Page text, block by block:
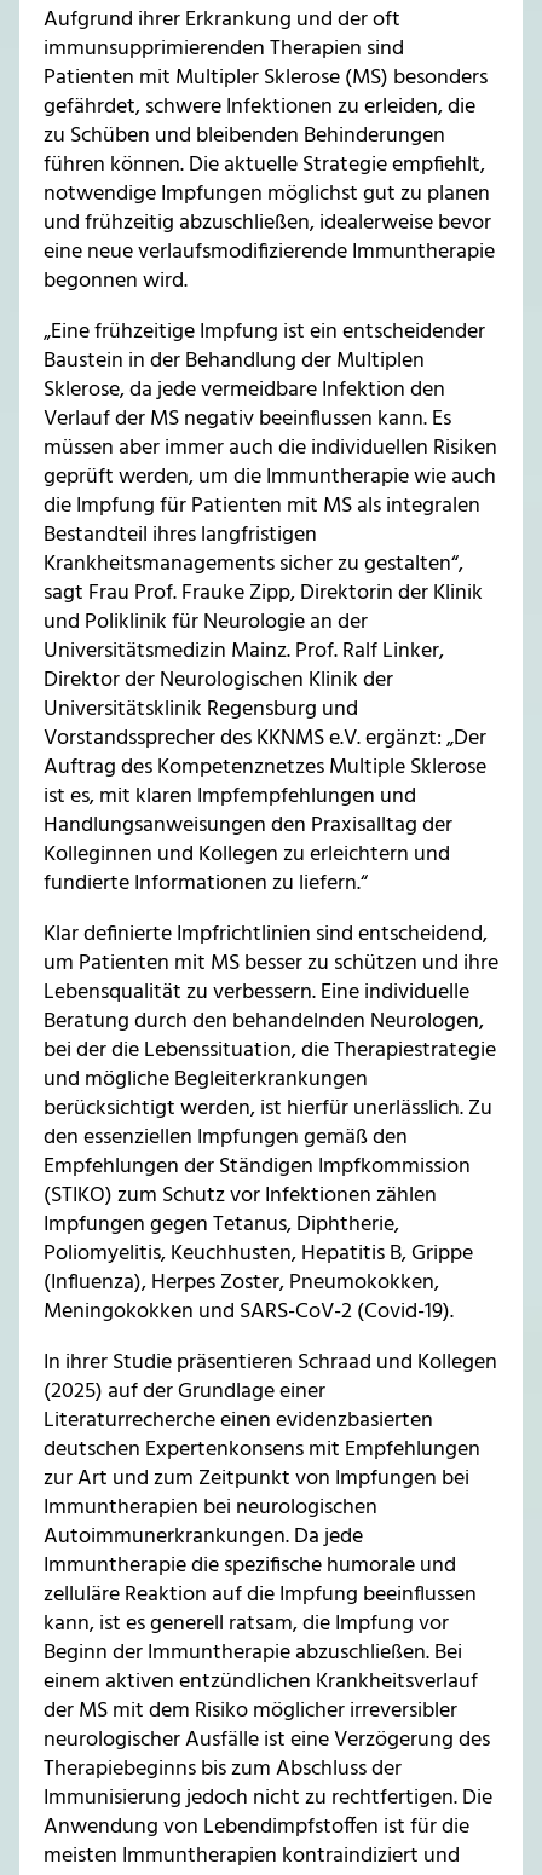
Aufgrund ihrer Erkrankung und der oft
immunsupprimierenden Therapien sind
Patienten mit Multipler Sklerose (MS) besonders
gefährdet, schwere Infektionen zu erleiden, die
zu Schüben und bleibenden Behinderungen
führen können. Die aktuelle Strategie empfiehlt,
notwendige Impfungen möglichst gut zu planen
und frühzeitig abzuschließen, idealerweise bevor
eine neue verlaufsmodifizierende Immuntherapie
begonnen wird.
„Eine frühzeitige Impfung ist ein entscheidender
Baustein in der Behandlung der Multiplen
Sklerose, da jede vermeidbare Infektion den
Verlauf der MS negativ beeinflussen kann. Es
müssen aber immer auch die individuellen Risiken
geprüft werden, um die Immuntherapie wie auch
die Impfung für Patienten mit MS als integralen
Bestandteil ihres langfristigen
Krankheitsmanagements sicher zu gestalten“,
sagt Frau Prof. Frauke Zipp, Direktorin der Klinik
und Poliklinik für Neurologie an der
Universitätsmedizin Mainz. Prof. Ralf Linker,
Direktor der Neurologischen Klinik der
Universitätsklinik Regensburg und
Vorstandssprecher des KKNMS e.V. ergänzt: „Der
Auftrag des Kompetenznetzes Multiple Sklerose
ist es, mit klaren Impfempfehlungen und
Handlungsanweisungen den Praxisalltag der
Kolleginnen und Kollegen zu erleichtern und
fundierte Informationen zu liefern.“
Klar definierte Impfrichtlinien sind entscheidend,
um Patienten mit MS besser zu schützen und ihre
Lebensqualität zu verbessern. Eine individuelle
Beratung durch den behandelnden Neurologen,
bei der die Lebenssituation, die Therapiestrategie
und mögliche Begleiterkrankungen
berücksichtigt werden, ist hierfür unerlässlich. Zu
den essenziellen Impfungen gemäß den
Empfehlungen der Ständigen Impfkommission
(STIKO) zum Schutz vor Infektionen zählen
Impfungen gegen Tetanus, Diphtherie,
Poliomyelitis, Keuchhusten, Hepatitis B, Grippe
(Influenza), Herpes Zoster, Pneumokokken,
Meningokokken und SARS-CoV-2 (Covid-19).
In ihrer Studie präsentieren Schraad und Kollegen
(2025) auf der Grundlage einer
Literaturrecherche einen evidenzbasierten
deutschen Expertenkonsens mit Empfehlungen
zur Art und zum Zeitpunkt von Impfungen bei
Immuntherapien bei neurologischen
Autoimmunerkrankungen. Da jede
Immuntherapie die spezifische humorale und
zelluläre Reaktion auf die Impfung beeinflussen
kann, ist es generell ratsam, die Impfung vor
Beginn der Immuntherapie abzuschließen. Bei
einem aktiven entzündlichen Krankheitsverlauf
der MS mit dem Risiko möglicher irreversibler
neurologischer Ausfälle ist eine Verzögerung des
Therapiebeginns bis zum Abschluss der
Immunisierung jedoch nicht zu rechtfertigen. Die
Anwendung von Lebendimpfstoffen ist für die
meisten Immuntherapien kontraindiziert und